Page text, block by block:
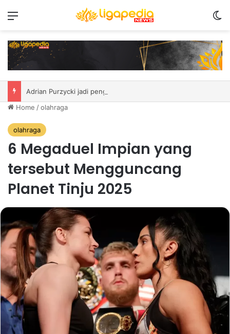
Adrian Purzycki jadi penggawa asing anyar PSIM
Home /olahraga
olahraga
6 Megaduel Impian yang
tersebut Mengguncang
Planet Tinju 2025